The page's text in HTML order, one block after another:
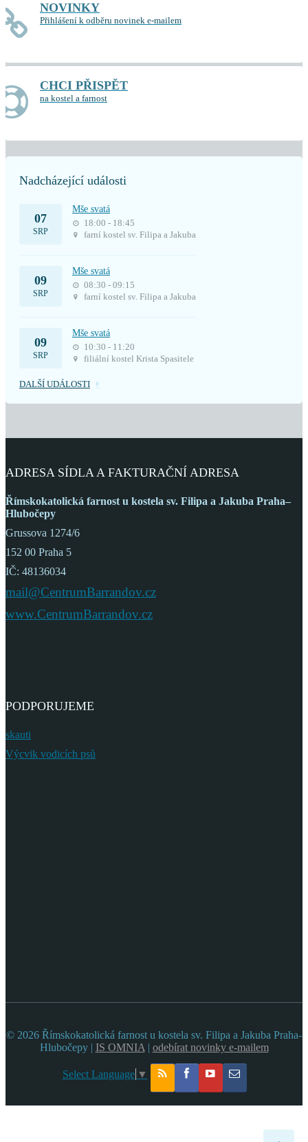
NOVINKY
Přihlášení k odběru novinek e-mailem
CHCI PŘISPĚT
na kostel a farnost
Nadcházející události
07
SRP
Mše svatá
18:00 - 18:45
farní kostel sv. Filipa a Jakuba
09
SRP
Mše svatá
08:30 - 09:15
farní kostel sv. Filipa a Jakuba
09
SRP
Mše svatá
10:30 - 11:20
filiální kostel Krista Spasitele
DALŠÍ UDÁLOSTI
ADRESA SÍDLA A FAKTURAČNÍ ADRESA
Římskokatolická farnost u kostela sv. Filipa a Jakuba Praha–
Hlubočepy
Grussova 1274/6
152 00 Praha 5
IČ: 48136034
mail@CentrumBarrandov.cz
www.CentrumBarrandov.cz
PODPORUJEME
skauti
Výcvik vodicích psů
© 2026 Římskokatolická farnost u kostela sv. Filipa a Jakuba Praha-
Hlubočepy | IS OMNIA | odebírat novinky e-mailem
Select Language ▼